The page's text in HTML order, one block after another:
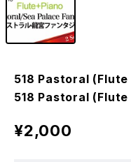
518 Pastoral (Flute
518 Pastoral
¥2,000